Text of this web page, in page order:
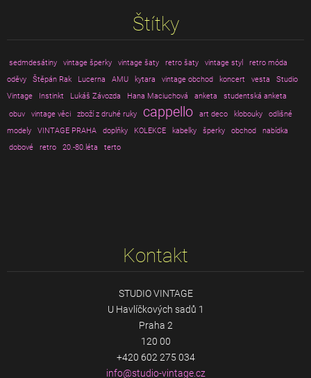
Štítky
sedmdesátiny vintage šperky vintage šaty retro šaty vintage styl
retro móda
oděvy
Štěpán Rak Lucerna AMU kytara vintage obchod koncert vesta
Studio
Vintage
Instinkt Lukáš Závozda Hana Maciuchová anketa
studentská anketa
obuv
vintage věci zboží z druhé ruky cappello art deco klobouky
odlišné
modely
VINTAGE PRAHA doplňky KOLEKCE kabelky šperky obchod
nabídka
dobové
retro 20.-80.léta terto
Kontakt
STUDIO VINTAGE
U Havlíčkových sadů 1
Praha 2
120 00
+420 602 275 034
info@studio-vintage.cz